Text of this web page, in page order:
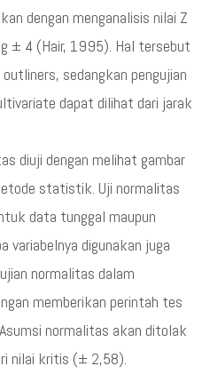
dengan menganalisis nilai Z
± 4 (Hair, 1995). Hal tersebut
sedangkan pengujian
dapat dilihat dari jarak
diuji dengan melihat gambar
statistik. Uji normalitas
data tunggal maupun
variabelnya digunakan juga
normalitas dalam
memberikan perintah tes
normalitas akan ditolak
nilai kritis (± 2,58).